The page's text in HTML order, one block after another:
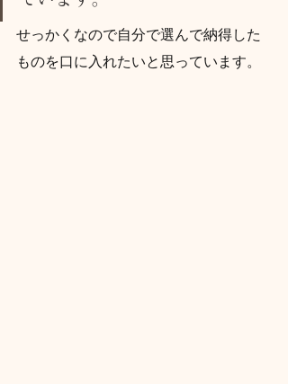
せっかくなので自分で選んで納得した
ものを口に入れたいと思っています。